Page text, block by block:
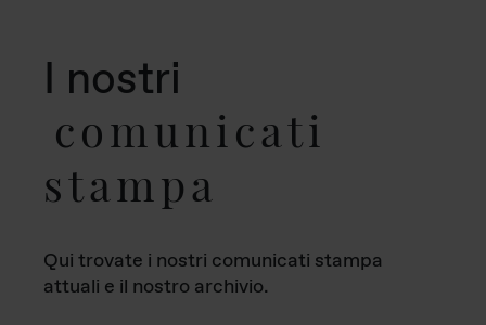
I nostri
comunicati
stampa
Qui trovate i nostri comunicati stampa
attuali e il nostro archivio.